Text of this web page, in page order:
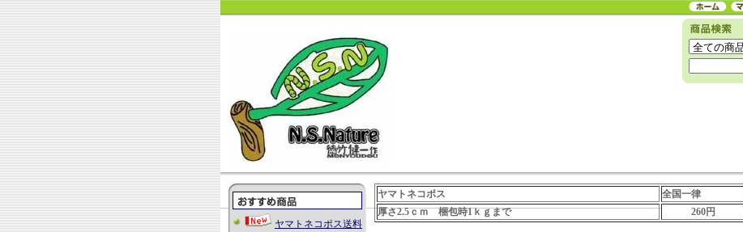
ヤマトネコポス送料
ヤマトネコポス
全国一律
厚さ2.5ｃｍ 梱包時1ｋｇまで
260円